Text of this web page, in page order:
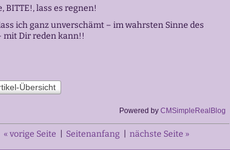
BITTE!, lass es regnen!
ich ganz unverschämt – im wahrsten Sinne des
mit Dir reden kann!!
Übersicht
Powered by CMSimpleRealBlog
« vorige Seite Seitenanfang nächste Seite »